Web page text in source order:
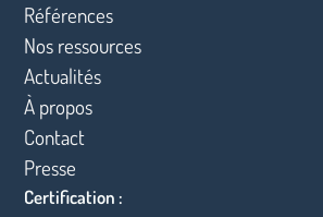
Références
Nos ressources
Actualités
À propos
Contact
Presse
Certification :